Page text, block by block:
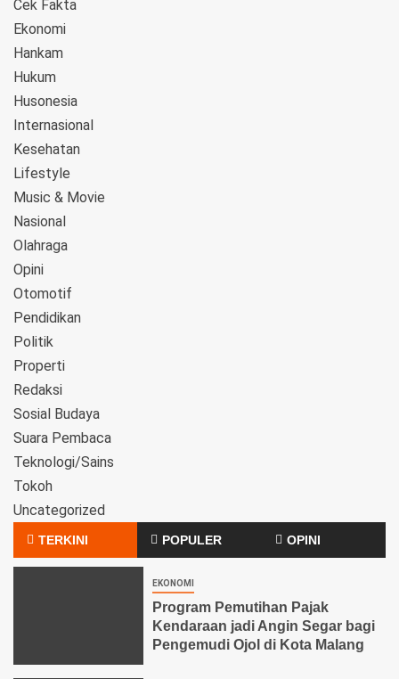
Cek Fakta
Ekonomi
Hankam
Hukum
Husonesia
Internasional
Kesehatan
Lifestyle
Music & Movie
Nasional
Olahraga
Opini
Otomotif
Pendidikan
Politik
Properti
Redaksi
Sosial Budaya
Suara Pembaca
Teknologi/Sains
Tokoh
Uncategorized
TERKINI POPULER OPINI
EKONOMI
Program Pemutihan Pajak
Kendaraan jadi Angin Segar bagi
Pengemudi Ojol di Kota Malang